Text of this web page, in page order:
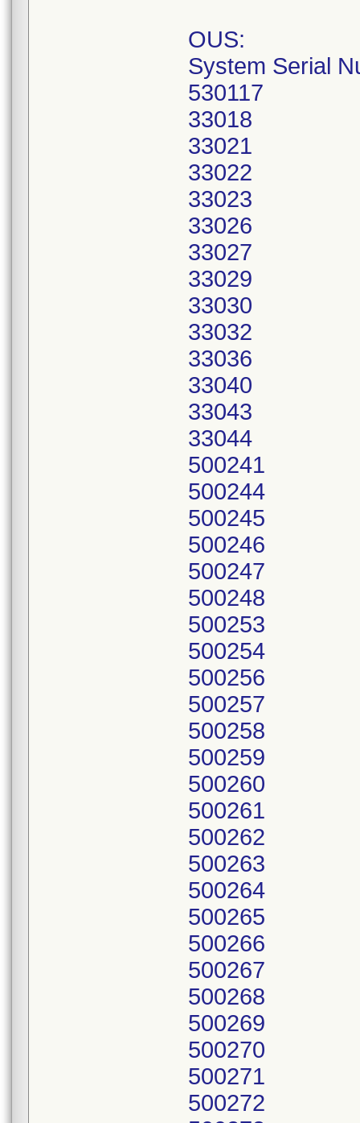
OUS:
System Serial
530117
33018
33021
33022
33023
33026
33027
33029
33030
33032
33036
33040
33043
33044
500241
500244
500245
500246
500247
500248
500253
500254
500256
500257
500258
500259
500260
500261
500262
500263
500264
500265
500266
500267
500268
500269
500270
500271
500272